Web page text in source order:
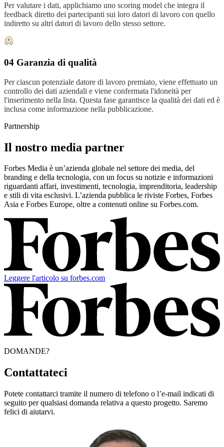
Per valutare i dati, applichiamo uno scoring model che integra il
feedback diretto dei partecipanti sui loro datori di lavoro con quello
indiretto su altri datori di lavoro dello stesso settore.
04 Garanzia di qualità
Per ciascun potenziale datore di lavoro premiato, viene effettuato un
controllo dei dati aziendali e viene confermata l'idoneità per
l'inserimento nella lista. Questa fase garantisce la qualità dei dati ed è
inclusa come informazione nella pubblicazione.
Partnership
Il nostro media partner
Forbes Media è un’azienda globale nel settore dei media, del
branding e della tecnologia, con un focus su notizie e informazioni
riguardanti affari, investimenti, tecnologia, imprenditoria, leadership
e stili di vita esclusivi. L’azienda pubblica le riviste Forbes, Forbes
Asia e Forbes Europe, oltre a contenuti online su Forbes.com.
Leggere l'articolo su forbes.com
DOMANDE?
Contattateci
Potete contattarci tramite il numero di telefono o l’e-mail indicati di
seguito per qualsiasi domanda relativa a questo progetto. Saremo
felici di aiutarvi.